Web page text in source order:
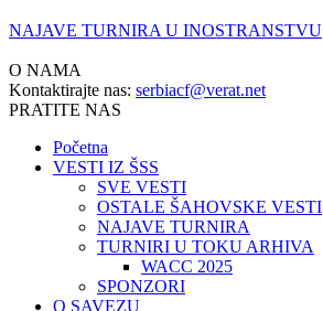
NAJAVE TURNIRA U INOSTRANSTVU
O NAMA
Kontaktirajte nas: serbiacf@verat.net
PRATITE NAS
Početna
VESTI IZ ŠSS
SVE VESTI
OSTALE ŠAHOVSKE VESTI
NAJAVE TURNIRA
TURNIRI U TOKU ARHIVA
WACC 2025
SPONZORI
O SAVEZU